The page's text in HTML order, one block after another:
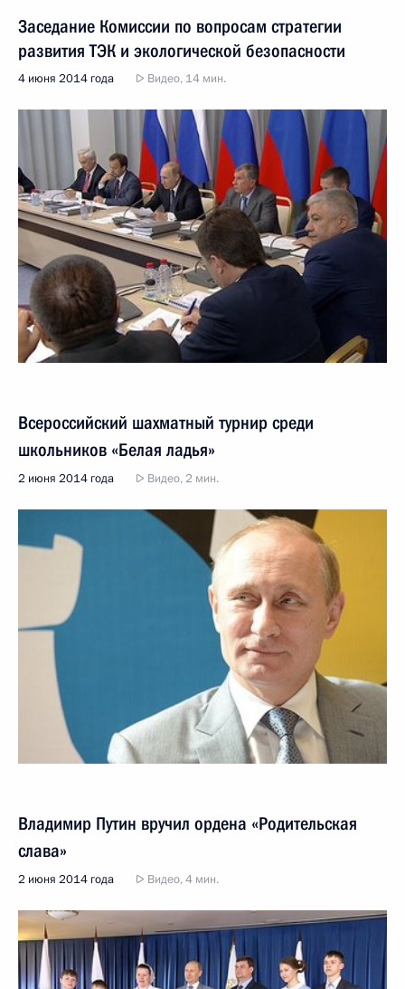
Заседание Комиссии по вопросам стратегии
развития ТЭК и экологической безопасности
4 июня 2014 года Видео, 14 мин.
Всероссийский шахматный турнир среди
школьников «Белая ладья»
2 июня 2014 года Видео, 2 мин.
Владимир Путин вручил ордена «Родительская
слава»
2 июня 2014 года Видео, 4 мин.